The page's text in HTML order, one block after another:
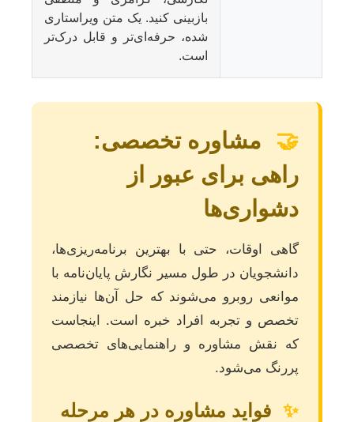
بازبینی کنید. یک متن ویراستاری
شده، حرفه‌ای‌تر و قابل درک‌تر
است.
🤝
مشاوره تخصصی:
راهی برای عبور از
دشواری‌ها
گاهی اوقات، حتی با بهترین برنامه‌ریزی‌ها،
دانشجویان در طول مسیر نگارش پایان‌نامه با
موانعی روبرو می‌شوند که حل آن‌ها نیازمند
تخصص و تجربه افراد خبره است. اینجاست
که نقش مشاوره و راهنمایی‌های تخصصی
پررنگ می‌شود.
✨ فواید مشاوره در هر مرحله